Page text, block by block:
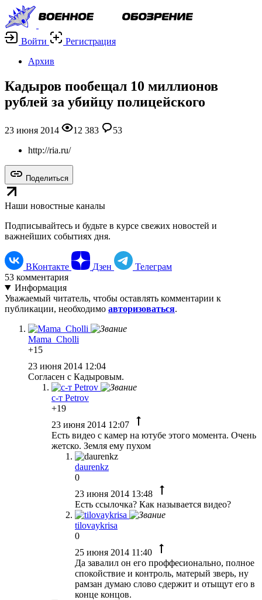
Войти
Регистрация
Архив
Кадыров пообещал 10 миллионов
рублей за убийцу полицейского
23 июня 2014 12 383
53
http://ria.ru/
Поделиться
Наши новостные каналы
Подписывайтесь и будьте в курсе свежих новостей и
важнейших событиях дня.
ВКонтакте Дзен
Телеграм
53 комментария
Информация
Уважаемый читатель, чтобы оставлять комментарии к
публикации, необходимо авторизоваться.
Mama_Cholli
+15
23 июня 2014 12:04
Согласен с Кадыровым.
с-т Petrov
+19
23 июня 2014 12:07
Есть видео с камер на ютубе этого момента. Очень
жетско. Земля ему пухом
daurenkz
0
23 июня 2014 13:48
Есть ссылочка? Как называется видео?
tilovaykrisa
0
25 июня 2014 11:40
Да завалил он его проффесионально, полное
спокойствие и контроль, матерый зверь, ну
рамзан думаю слово сдержит и отыщут его в
конце концов.